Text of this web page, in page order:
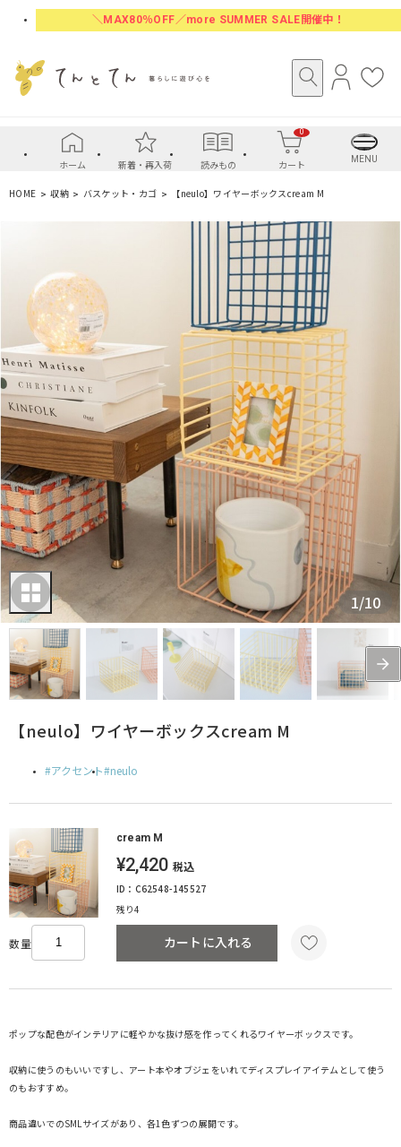
＼MAX80％OFF／more SUMMER SALE開催中！
に
入
り
ホーム 新着・再入荷 読みもの カート
0
MENU
HOME 収納 バスケット・カゴ 【neulo】ワイヤーボックスcream M
1/10
【neulo】ワイヤーボックスcream M
アクセント neulo
cream M
¥2,420 税込
ID：C62548-145527
残り4
数量 カートに入れる
ポップな配色がインテリアに軽やかな抜け感を作ってくれるワイヤーボックスです。
収納に使うのもいいですし、アート本やオブジェをいれてディスプレイアイテムとして使う
のもおすすめ。
商品違いでのSMLサイズがあり、各1色ずつの展開です。